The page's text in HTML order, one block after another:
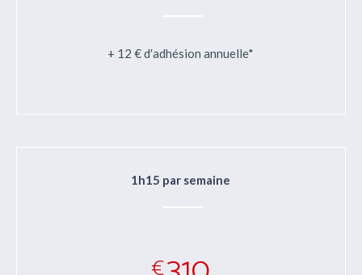
+ 12 € d′adhésion annuelle*
1h15 par semaine